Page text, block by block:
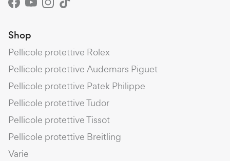
Facebook
YouTubeInstagram
TikTok
Shop
Pellicole protettive Rolex
Pellicole protettive Audemars Piguet
Pellicole protettive Patek Philippe
Pellicole protettive Tudor
Pellicole protettive Tissot
Pellicole protettive Breitling
Varie